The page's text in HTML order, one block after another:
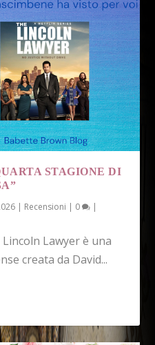
STAGIONE DI
| Recensioni | 0 |
Lawyer è una
creata da David...